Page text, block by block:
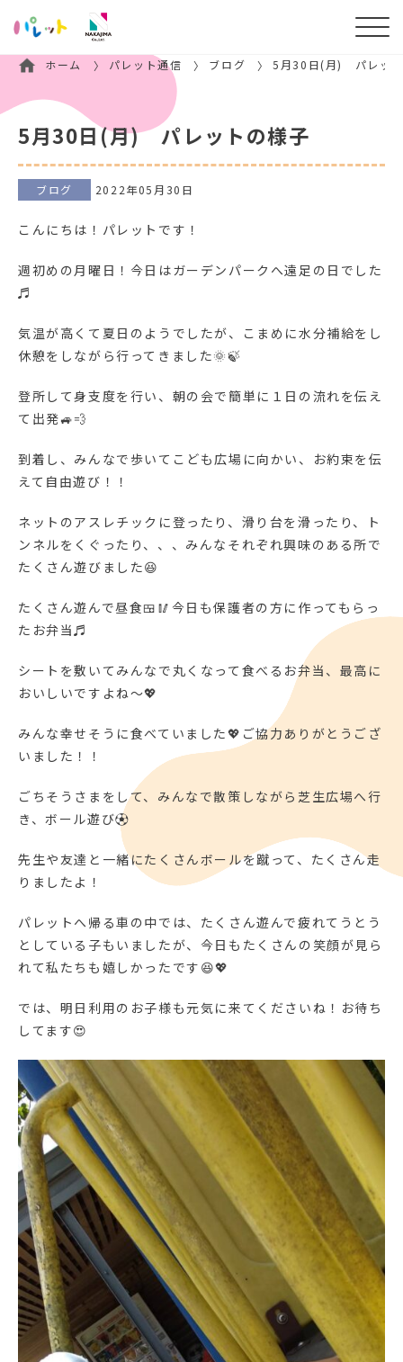
ホーム パレット通信 ブログ 5月30日(月) パレッ
5月30日(月) パレットの様子
ブログ 2022年05月30日
こんにちは！パレットです！
週初めの月曜日！今日はガーデンパークへ遠足の日でした
♬
気温が高くて夏日のようでしたが、こまめに水分補給をし
休憩をしながら行ってきました🌞🍃
登所して身支度を行い、朝の会で簡単に１日の流れを伝え
て出発🚙💨
到着し、みんなで歩いてこども広場に向かい、お約束を伝
えて自由遊び！！
ネットのアスレチックに登ったり、滑り台を滑ったり、ト
ンネルをくぐったり、、、みんなそれぞれ興味のある所で
たくさん遊びました😆
たくさん遊んで昼食🍱🥢今日も保護者の方に作ってもらっ
たお弁当♬
シートを敷いてみんなで丸くなって食べるお弁当、最高に
おいしいですよね～💖
みんな幸せそうに食べていました💖ご協力ありがとうござ
いました！！
ごちそうさまをして、みんなで散策しながら芝生広場へ行
き、ボール遊び⚽
先生や友達と一緒にたくさんボールを蹴って、たくさん走
りましたよ！
パレットへ帰る車の中では、たくさん遊んで疲れてうとう
としている子もいましたが、今日もたくさんの笑顔が見ら
れて私たちも嬉しかったです😆💖
では、明日利用のお子様も元気に来てくださいね！お待ち
してます😍